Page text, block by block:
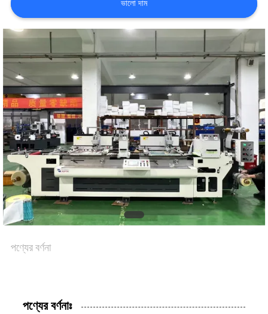
আমাদের
সাথে
যোগাযোগ
খবর
মামলা
সাইট
ম্যাপ
গোপনীয়তা
ভালো দাম
পণ্যের বর্ণনা
পণ্যের বর্ণনাঃ